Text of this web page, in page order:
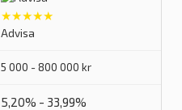
★★★★★
Advisa
5 000 - 800 000 kr
5,20% - 33,99%